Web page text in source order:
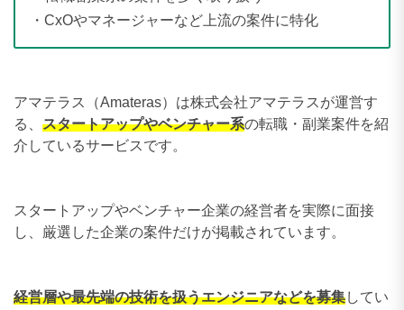
・CxOやマネージャーなど上流の案件に特化
アマテラス（Amateras）は株式会社アマテラスが運営す
る、 スタートアップやベンチャー系の転職・副業案件を紹
介しているサービスです。
スタートアップやベンチャー企業の経営者を実際に面接
し、厳選した企業の案件だけが掲載されています。
経営層や最先端の技術を扱うエンジニアなどを募集してい